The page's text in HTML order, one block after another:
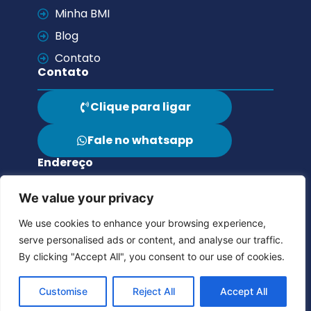
We value your privacy
We use cookies to enhance your browsing experience,
serve personalised ads or content, and analyse our traffic.
By clicking "Accept All", you consent to our use of cookies.
Customise Reject All Accept All
Minha BMI
Blog
Contato
Contato
Clique para ligar
Fale no whatsapp
Endereço
Endereço
Av. Braz de Oliveira, 334 - Durval de
Barros, Ibirité/MG CEP: 32.421-070
Premiações
© 2026 BMI TELECOM - Todos os direitos